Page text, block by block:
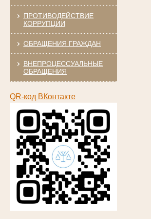
ПРОТИВОДЕЙСТВИЕ
КОРРУПЦИИ
ОБРАЩЕНИЯ ГРАЖДАН
ВНЕПРОЦЕССУАЛЬНЫЕ
ОБРАЩЕНИЯ
QR-код ВКонтакте